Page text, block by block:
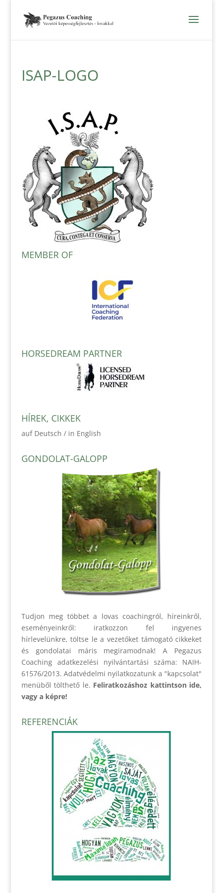
ISAP-LOGO
MEMBER OF
HORSEDREAM PARTNER
HÍREK, CIKKEK
auf Deutsch / in English
GONDOLAT-GALOPP
Tudjon meg többet a lovas coachingról, híreinkről,
eseményeinkről: iratkozzon fel ingyenes
hírlevelünkre, töltse le a vezetőket támogató cikkeket
és gondolatai máris megiramodnak! A Pegazus
Coaching adatkezelési nyilvántartási száma: NAIH-
61576/2013. Adatvédelmi nyilatkozatunk a "kapcsolat"
menüből tölthető le. Feliratkozáshoz kattintson ide,
vagy a képre!
REFERENCIÁK